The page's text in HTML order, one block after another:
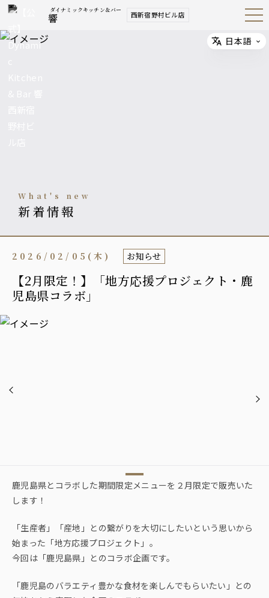
ダイナミックキッチン＆バー
響 西新宿野村ビル店 Open
Navig
what's new
新着情報
【2月限定！】「地方応援プロジェクト・鹿
児島県コラボ」
2026/02/05(木) お知らせ
鹿児島県とコラボした期間限定メニューを２月限定で販売いた
します！
「生産者」「産地」との繋がりを大切にしたいという思いから
始まった「地方応援プロジェクト」。
今回は「鹿児島県」とのコラボ企画です。
「鹿児島のバラエティ豊かな食材を楽しんでもらいたい」との
Select
日本語